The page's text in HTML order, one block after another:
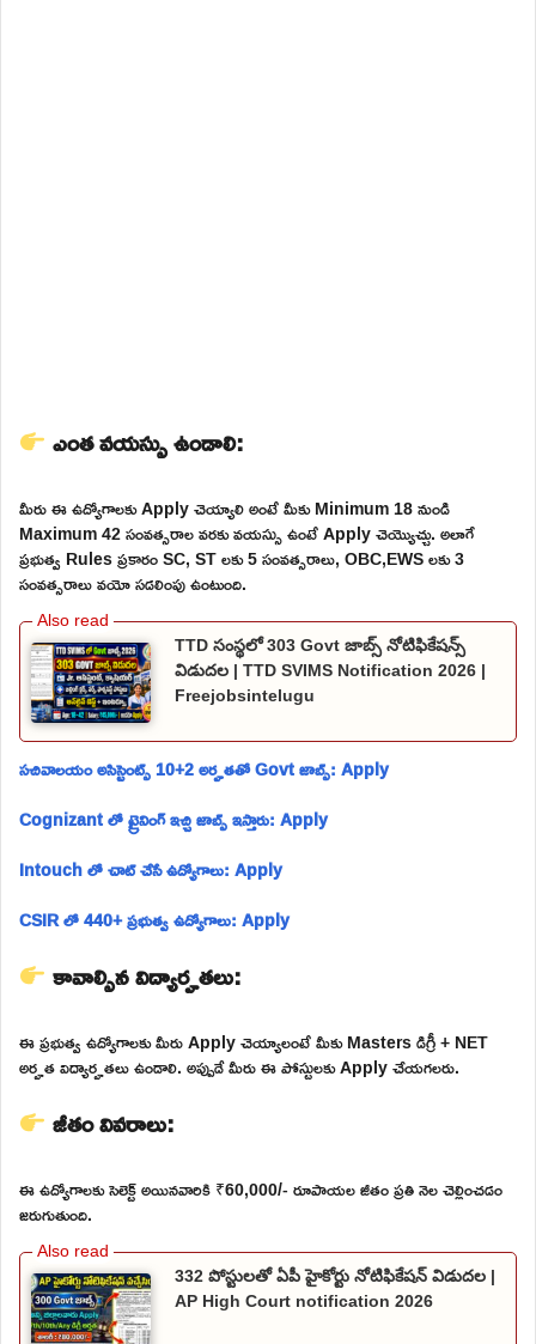
ఎంత వయస్సు ఉండాలి:
మీరు ఈ ఉద్యోగాలకు Apply చెయ్యాలి అంటే మీకు Minimum 18 నుండి
Maximum 42 సంవత్సరాల వరకు వయస్సు ఉంటే Apply చెయ్యొచ్చు. అలాగే
ప్రభుత్వ Rules ప్రకారం SC, ST లకు 5 సంవత్సరాలు, OBC,EWS లకు 3
సంవత్సరాలు వయో సడలింపు ఉంటుంది.
TTD సంస్థలో 303 Govt జాబ్స్ నోటిఫికేషన్స్
విడుదల | TTD SVIMS Notification 2026 |
Freejobsintelugu
సచివాలయం అసిస్టెంట్స్ 10+2 అర్హతతో Govt జాబ్స్: Apply
Cognizant లో ట్రైనింగ్ ఇచ్చి జాబ్స్ ఇస్తారు: Apply
Intouch లో చాట్ చేసే ఉద్యోగాలు: Apply
CSIR లో 440+ ప్రభుత్వ ఉద్యోగాలు: Apply
కావాల్సిన విద్యార్హతలు:
ఈ ప్రభుత్వ ఉద్యోగాలకు మీరు Apply చెయ్యాలంటే మీకు Masters డిగ్రీ + NET
అర్హత విద్యార్హతలు ఉండాలి. అప్పుడే మీరు ఈ పోస్టులకు Apply చేయగలరు.
జీతం వివరాలు:
ఈ ఉద్యోగాలకు సెలెక్ట్ అయినవారికి ₹60,000/- రూపాయల జీతం ప్రతి నెల చెల్లించడం
జరుగుతుంది.
332 పోస్టులతో ఏపీ హైకోర్టు నోటిఫికేషన్ విడుదల |
AP High Court notification 2026